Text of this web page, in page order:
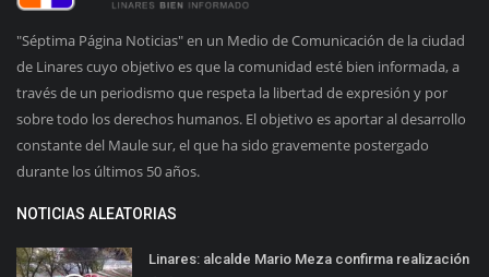
"Séptima Página Noticias" en un Medio de Comunicación de la ciudad
de Linares cuyo objetivo es que la comunidad esté bien informada, a
través de un periodismo que respeta la libertad de expresión y por
sobre todo los derechos humanos. El objetivo es aportar al desarrollo
constante del Maule sur, el que ha sido gravemente postergado
durante los últimos 50 años.
NOTICIAS ALEATORIAS
Linares: alcalde Mario Meza confirma realización